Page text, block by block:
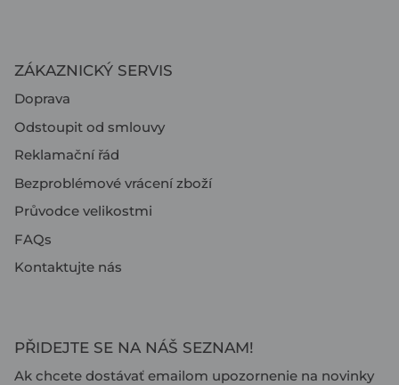
ZÁKAZNICKÝ SERVIS
Doprava
Odstoupit od smlouvy
Reklamační řád
Bezproblémové vrácení zboží
Průvodce velikostmi
FAQs
Kontaktujte nás
PŘIDEJTE SE NA NÁŠ SEZNAM!
Ak chcete dostávať emailom upozornenie na novinky